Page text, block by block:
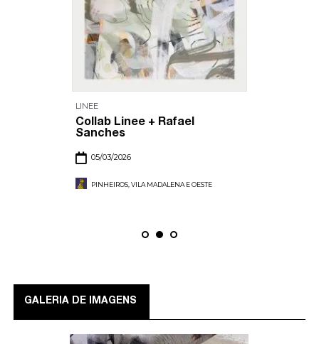
LINEE
Collab Linee + Rafael
Sanches
05/03/2026
PINHEIROS, VILA MADALENA E OESTE
GALERIA DE IMAGENS